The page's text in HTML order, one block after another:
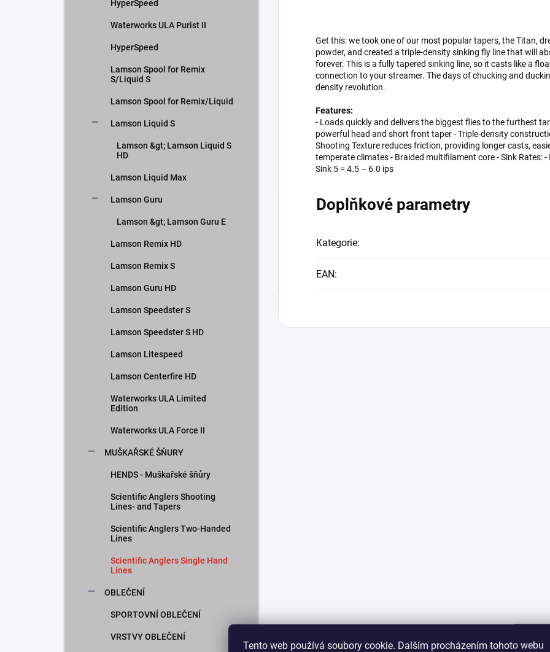
Tento web používá soubory cookie. Dalším procházením tohoto webu
HyperSpeed
Waterworks ULA Purist II
HyperSpeed
Lamson Spool for Remix
S/Liquid S
Lamson Spool for Remix/Liquid
Lamson Liquid S
Lamson &gt; Lamson Liquid S
HD
Lamson Liquid Max
Lamson Guru
Lamson &gt; Lamson Guru E
Lamson Remix HD
Lamson Remix S
Lamson Guru HD
Lamson Speedster S
Lamson Speedster S HD
Lamson Litespeed
Lamson Centerfire HD
Waterworks ULA Limited
Edition
Waterworks ULA Force II
MUŠKAŘSKÉ ŠŇURY
HENDS - Muškařské šňůry
Scientific Anglers Shooting
Lines- and Tapers
Scientific Anglers Two-Handed
Lines
Scientific Anglers Single Hand
Lines
OBLEČENÍ
SPORTOVNÍ OBLEČENÍ
VRSTVY OBLEČENÍ
Get this: we took one of our most popular tapers, the Titan,
powder, and created a triple-density sinking fly line that will
forever. This is a fully tapered sinking line, so it casts like a
connection to your streamer. The days of chucking and
density revolution.
Features:
- Loads quickly and delivers the biggest flies to the furthest
powerful head and short front taper - Triple-density
Shooting Texture reduces friction, providing longer casts,
temperate climates - Braided multifilament core - Sink Rates:
Sink 5 = 4.5 – 6.0 ips
Doplňkové parametry
Kategorie:
EAN: